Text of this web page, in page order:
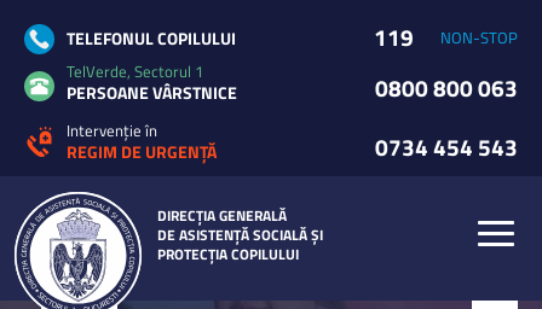
DIRECȚIA GENERALĂ
DE ASISTENȚĂ SOCIALĂ ȘI
PROTECȚIA COPILULUI
TELEFONUL COPILULUI 119
NON-STOP
TelVerde, Sectorul 1
PERSOANE VÂRSTNICE 0800 800 063
Intervenție în
REGIM DE URGENȚĂ 0734 454 543